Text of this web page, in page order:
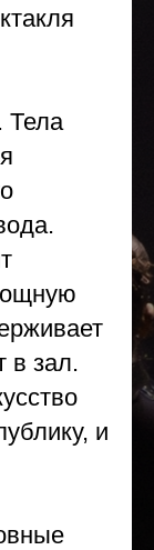
Тела
в зал.
и